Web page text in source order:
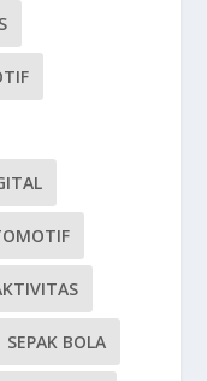
SEPAK BOLA